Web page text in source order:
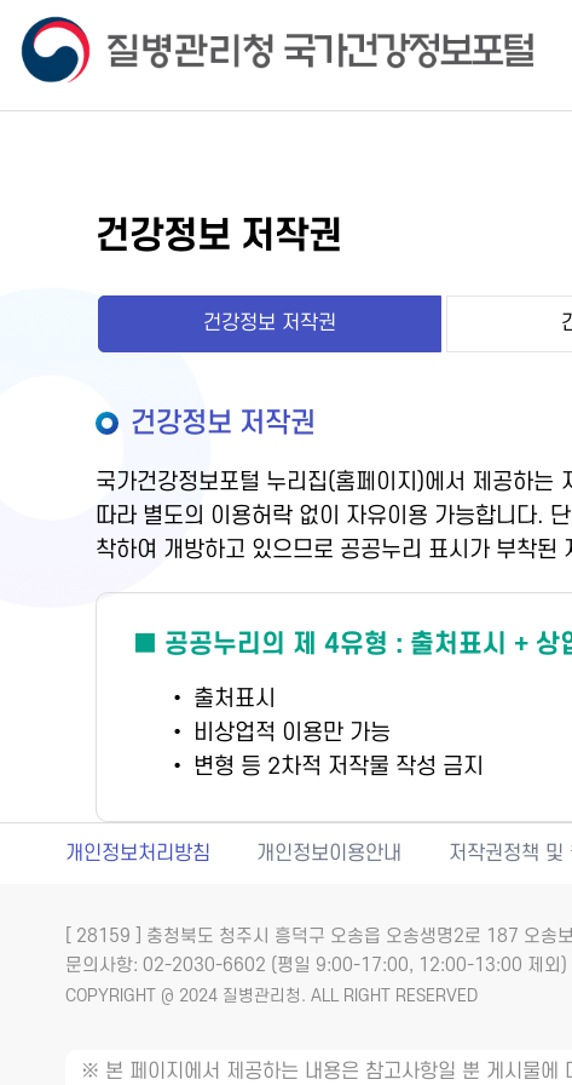
건강정보 저작권
건강정보 저작권
건강정보 저작권
국가건강정보포털 누리집(홈페이지)에서 제공하는
따라 별도의 이용허락 없이 자유이용 가능합니다.
착하여 개방하고 있으므로 공공누리 표시가 부착
■ 공공누리의 제 4유형 : 출처표시 + 상
• 출처표시
• 비상업적 이용만 가능
• 변형 등 2차적 저작물 작성 금지
개인정보처리방침 개인정보이용안내 저작권정책 및
[ 28159 ] 충청북도 청주시 흥덕구 오송읍 오송생명2로 187 오송
문의사항: 02-2030-6602 (평일 9:00-17:00, 12:00-13:00 제외)
COPYRIGHT @ 2024 질병관리청. ALL RIGHT RESERVED
※ 본 페이지에서 제공하는 내용은 참고사항일 뿐 게시물에